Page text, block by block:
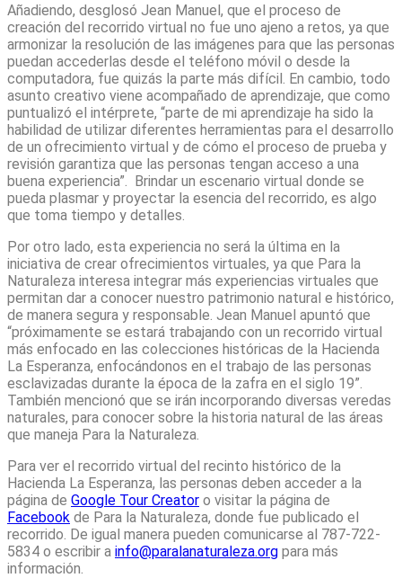
Añadiendo, desglosó Jean Manuel, que el proceso de
creación del recorrido virtual no fue uno ajeno a retos, ya que
armonizar la resolución de las imágenes para que las personas
puedan accederlas desde el teléfono móvil o desde la
computadora, fue quizás la parte más difícil. En cambio, todo
asunto creativo viene acompañado de aprendizaje, que como
puntualizó el intérprete, “parte de mi aprendizaje ha sido la
habilidad de utilizar diferentes herramientas para el desarrollo
de un ofrecimiento virtual y de cómo el proceso de prueba y
revisión garantiza que las personas tengan acceso a una
buena experiencia”. Brindar un escenario virtual donde se
pueda plasmar y proyectar la esencia del recorrido, es algo
que toma tiempo y detalles.
Por otro lado, esta experiencia no será la última en la
iniciativa de crear ofrecimientos virtuales, ya que Para la
Naturaleza interesa integrar más experiencias virtuales que
permitan dar a conocer nuestro patrimonio natural e histórico,
de manera segura y responsable. Jean Manuel apuntó que
“próximamente se estará trabajando con un recorrido virtual
más enfocado en las colecciones históricas de la Hacienda
La Esperanza, enfocándonos en el trabajo de las personas
esclavizadas durante la época de la zafra en el siglo 19”.
También mencionó que se irán incorporando diversas veredas
naturales, para conocer sobre la historia natural de las áreas
que maneja Para la Naturaleza.
Para ver el recorrido virtual del recinto histórico de la
Hacienda La Esperanza, las personas deben acceder a la
página de Google Tour Creator o visitar la página de
Facebook de Para la Naturaleza, donde fue publicado el
recorrido. De igual manera pueden comunicarse al 787-722-
5834 o escribir a info@paralanaturaleza.org para más
información.